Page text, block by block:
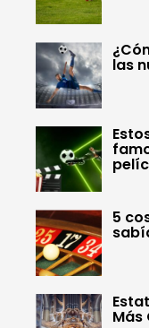
las
5
Más